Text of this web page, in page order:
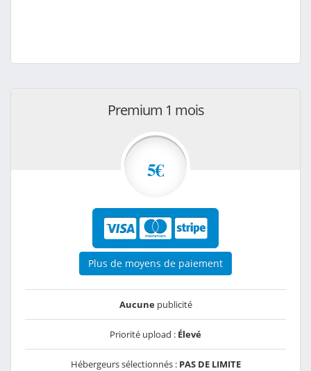
Premium 1 mois
5€
Plus de moyens de paiement
Aucunepublicité
Priorité upload : Élevé
Hébergeurs sélectionnés : PAS DE LIMITE